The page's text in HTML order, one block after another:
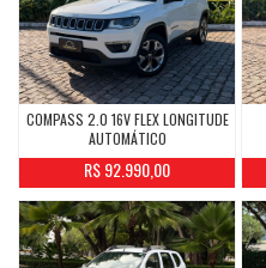
COMPASS 2.0 16V FLEX LONGITUDE
AUTOMÁTICO
R$ 92.990,00